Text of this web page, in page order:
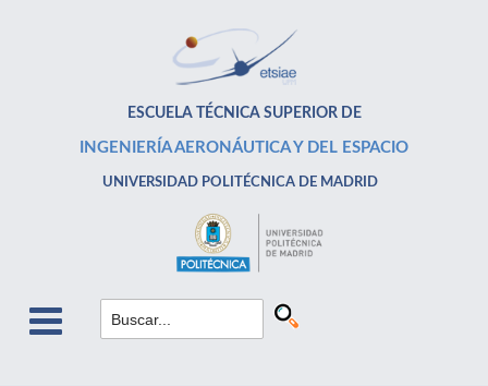
ESCUELA TÉCNICA SUPERIOR DE
INGENIERÍA AERONÁUTICA Y DEL ESPACIO
UNIVERSIDAD POLITÉCNICA DE MADRID